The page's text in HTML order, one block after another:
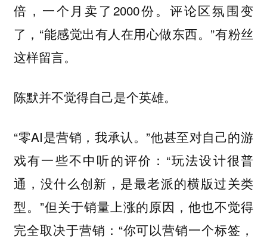
倍，一个月卖了2000份。评论区氛围变
了，“能感觉出有人在用心做东西。”有粉丝
这样留言。
陈默并不觉得自己是个英雄。
“零AI是营销，我承认。”他甚至对自己的游
戏有一些不中听的评价：“玩法设计很普
通，没什么创新，是最老派的横版过关类
型。”但关于销量上涨的原因，他也不觉得
完全取决于营销：“你可以营销一个标签，